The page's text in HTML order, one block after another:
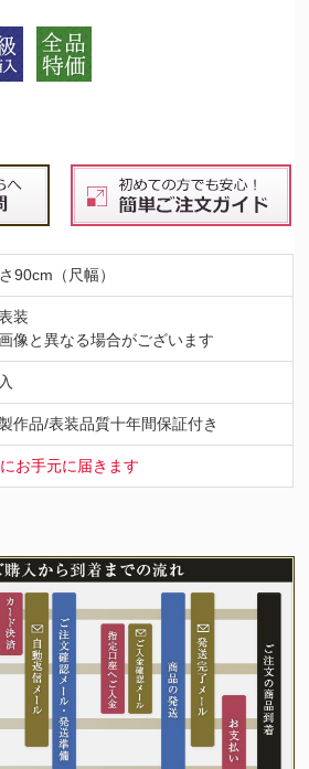
90cm（尺幅）
装
像と異なる場合がございます
作品/表装品質十年間保証付き
お手元に届きます